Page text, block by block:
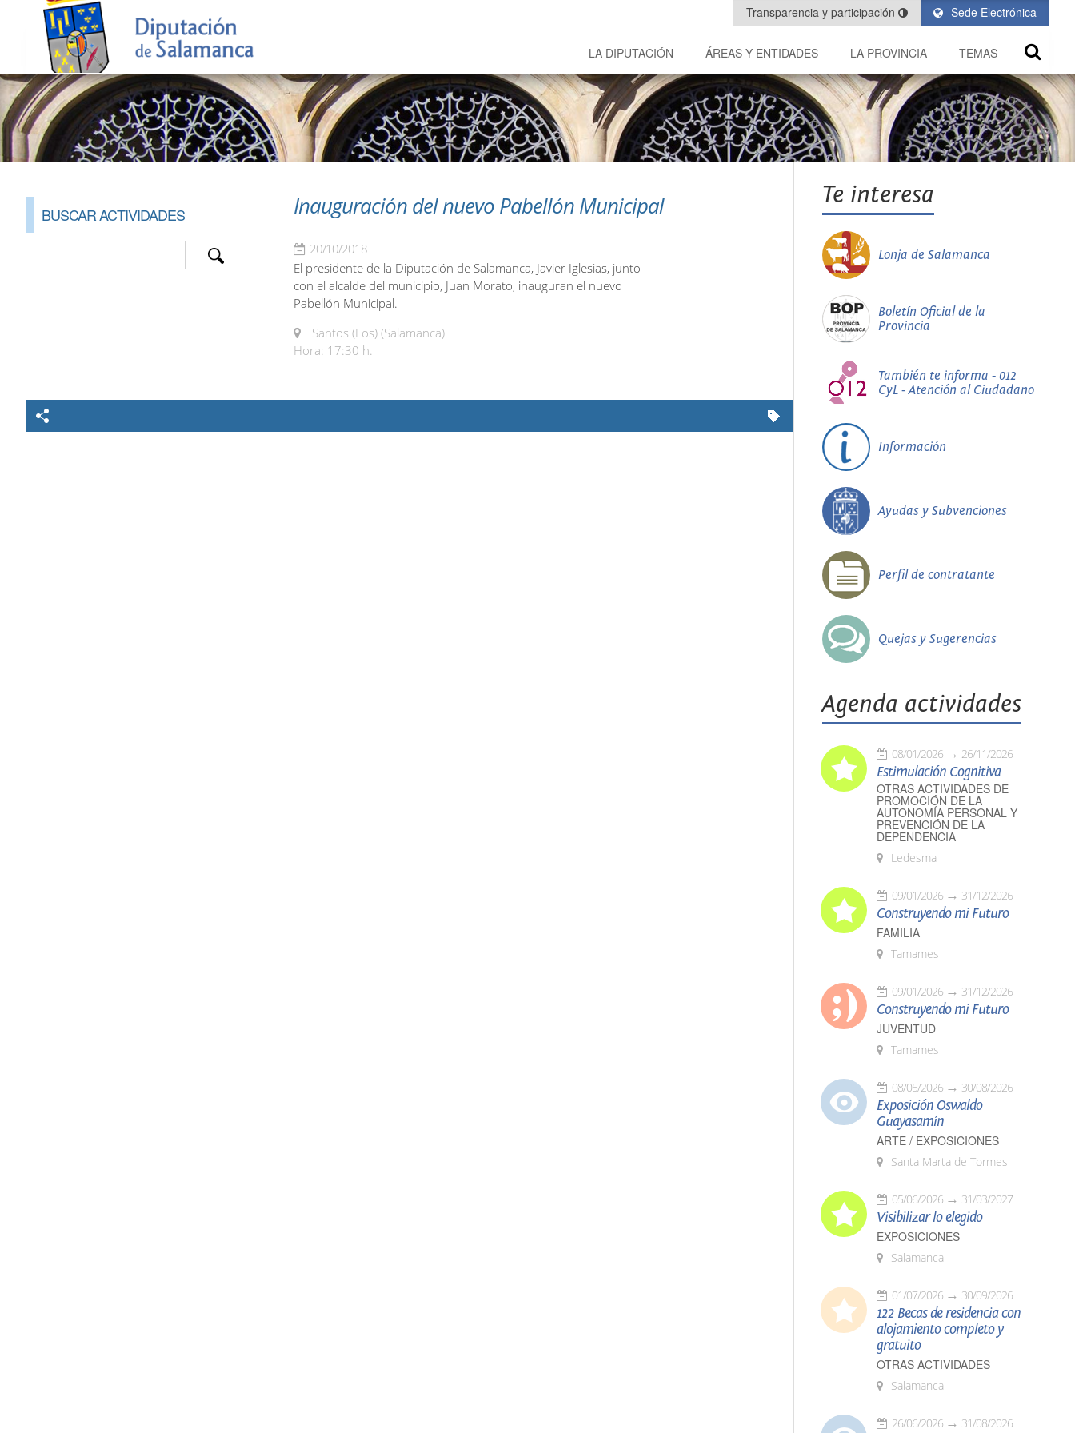
Sede Electrónica
Transparencia y participación
LA DIPUTACIÓN ÁREAS Y ENTIDADES LA PROVINCIA TEMAS
BUSCAR ACTIVIDADES Inauguración del nuevo Pabellón Municipal
20/10/2018
El presidente de la Diputación de Salamanca, Javier Iglesias, junto
con el alcalde del municipio, Juan Morato, inauguran el nuevo
Pabellón Municipal.
Santos (Los) (Salamanca)
Hora: 17:30 h.
Te interesa
Lonja de Salamanca
Boletín Oficial de la
Provincia
También te informa - 012
CyL - Atención al Ciudadano
Información
Ayudas y Subvenciones
Perfil de contratante
Quejas y Sugerencias
Agenda actividades
08/01/2026 26/11/2026
Estimulación Cognitiva
OTRAS ACTIVIDADES DE
PROMOCIÓN DE LA
AUTONOMÍA PERSONAL Y
PREVENCIÓN DE LA
DEPENDENCIA
Ledesma
09/01/2026 31/12/2026
Construyendo mi Futuro
FAMILIA
Tamames
09/01/2026 31/12/2026
Construyendo mi Futuro
JUVENTUD
Tamames
08/05/2026 30/08/2026
Exposición Oswaldo
Guayasamín
ARTE / EXPOSICIONES
Santa Marta de Tormes
05/06/2026 31/03/2027
Visibilizar lo elegido
EXPOSICIONES
Salamanca
01/07/2026 30/09/2026
122 Becas de residencia con
alojamiento completo y
gratuito
OTRAS ACTIVIDADES
Salamanca
26/06/2026 31/08/2026